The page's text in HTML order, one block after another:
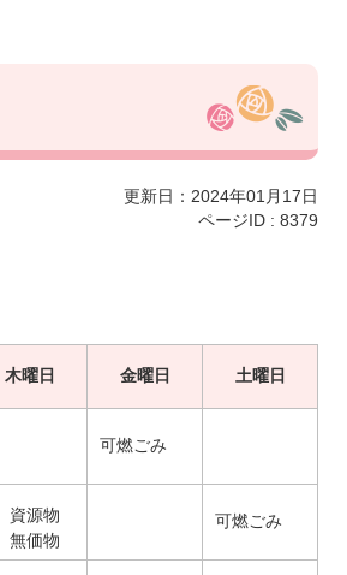
更新日：2024年01月17日
ページID : 8379
木曜日 金曜日 土曜日
可燃ごみ
資源物
無価物
可燃ごみ